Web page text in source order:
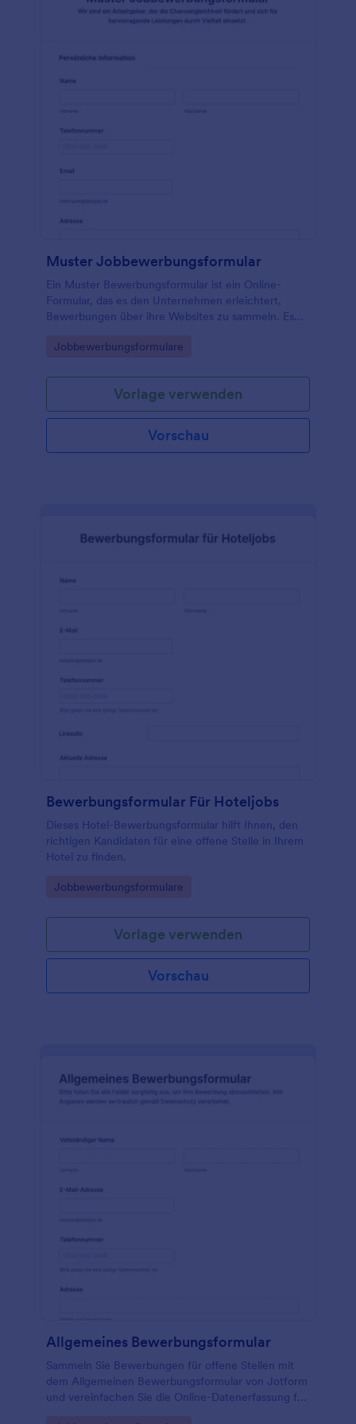
Muster Jobbewerbungsformular
Ein Muster Bewerbungsformular ist ein Online-
Formular, das es den Unternehmen erleichtert,
Bewerbungen über ihre Websites zu sammeln. Es
Anschreiben hochzuladen, Bewerbungsfragen zu
Minuten einzugeben. Unternehmen und
Personalabteilungen können dieses kostenlose
Muster-Bewerbungsformular verwenden, um den
Bewerbungsprozess zu optimieren,
unübersichtlichen Papierkram zu vermeiden und
kostenlose mobile App Jotform Mobile Forms noch
benutzerfreundlichen Formulargenerator von
Hintergrundbild und synchronisieren Sie Ihre
Überblick über die Bewerber, indem Sie neue
oder Dokumente sofort auf Speicheranwendungen
diesem kostenlosen Muster-Bewerbungsformular
Papierkram organisieren und den
Bewerbungsprozess für zufriedene Mitarbeiter und
Bewerber vereinfachen.
Go to Category:
Jobbewerbungsformulare
Vorlage verwenden
Vorschau
Bewerbungsformular Für Hoteljobs
Dieses Hotel-Bewerbungsformular hilft Ihnen, den
richtigen Kandidaten für eine offene Stelle in Ihrem
Hotel zu finden.
Go to Category:
Jobbewerbungsformulare
Vorlage verwenden
Vorschau
Allgemeines Bewerbungsformular
Sammeln Sie Bewerbungen für offene Stellen mit
dem Allgemeinen Bewerbungsformular von Jotform
und vereinfachen Sie die Online-Datenerfassung für